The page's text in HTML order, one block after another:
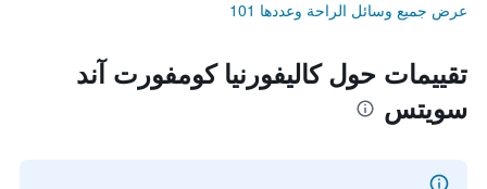
عرض جميع وسائل الراحة وعددها 101
تقييمات حول كاليفورنيا كومفورت آند
سويتس